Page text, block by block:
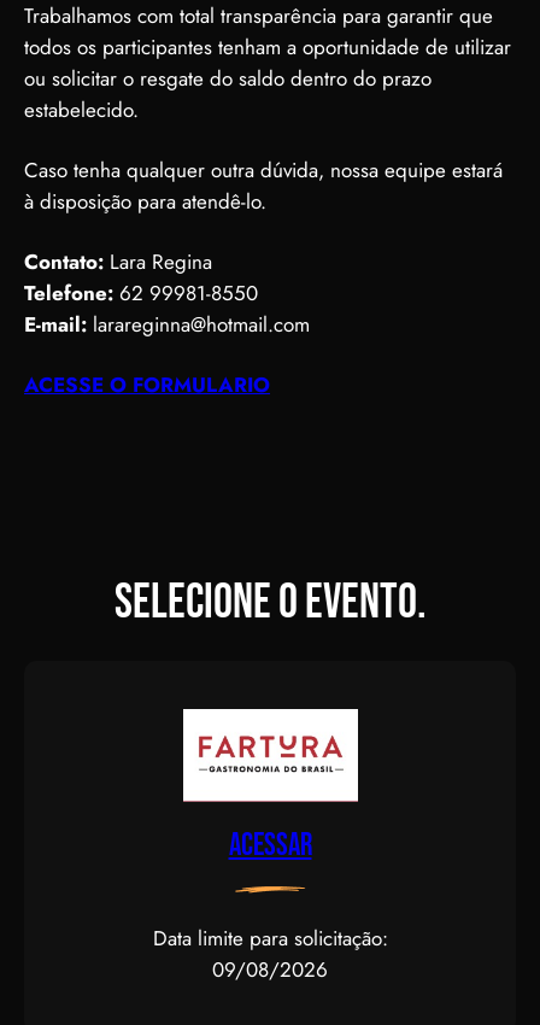
Trabalhamos com total transparência para garantir que
todos os participantes tenham a oportunidade de utilizar
ou solicitar o resgate do saldo dentro do prazo
estabelecido.
Caso tenha qualquer outra dúvida, nossa equipe estará
à disposição para atendê-lo.
Contato: Lara Regina
Telefone: 62 99981-8550
E-mail: larareginna@hotmail.com
ACESSE O FORMULARIO
Selecione o evento.
Acessar
Data limite para solicitação:
09/08/2026